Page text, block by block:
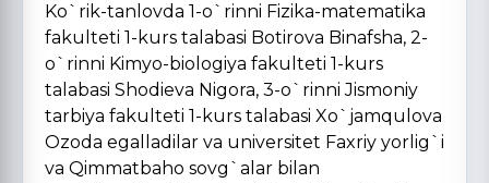
Ko`rik-tanlovda 1-o`rinni Fizika-matematika
fakulteti 1-kurs talabasi Botirova Binafsha, 2-
o`rinni Kimyo-biologiya fakulteti 1-kurs
talabasi Shodieva Nigora, 3-o`rinni Jismoniy
tarbiya fakulteti 1-kurs talabasi Xo`jamqulova
Ozoda egalladilar va universitet Faxriy yorlig`i
va Qimmatbaho sovg`alar bilan